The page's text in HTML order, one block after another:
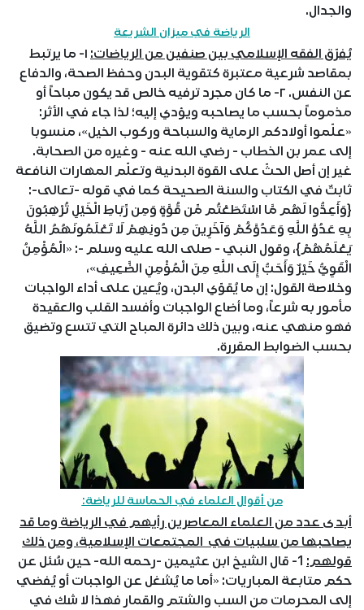
والجدال.
الرياضة في ميزان الشريعة
يُفرّق الفقه الإسلامي بين صنفين من الرياضات: ١- ما يرتبط
بمقاصد شرعية معتبرة كتقوية البدن وحفظ الصحة، والدفاع
عن النفس. ٢- ما كان مجرد ترفيه خالص قد يكون مباحاً أو
مذموماً بحسب ما يصاحبه ويؤدي إليه؛ لذا جاء في الأثر:
«علّموا أولادكم الرماية والسباحة وركوب الخيل»، منسوبا
إلى عمر بن الخطاب - رضي الله عنه - وغيره من الصحابة.
غير إن أصل الحثّ على القوة البدنية وتعلّم المهارات النافعة
ثابتٌ في الكتاب والسنة الصحيحة كما في قوله -تعالى-:
{وَأَعِدُّوا لَهُم مَّا اسْتَطَعْتُم مِّن قُوَّةٍ وَمِن رِّبَاطِ الْخَيْلِ تُرْهِبُونَ
بِهِ عَدُوَّ اللَّهِ وَعَدُوَّكُمْ وَآخَرِينَ مِن دُونِهِمْ لَا تَعْلَمُونَهُمُ اللَّهُ
يَعْلَمُهُمْ}، وقول النبي - صلى الله عليه وسلم -: «الْمُؤْمِنُ
الْقَوِيُّ خَيْرٌ وَأَحَبُّ إِلَى اللَّهِ مِنَ الْمُؤْمِنِ الضَّعِيفِ»،
وخلاصة القول: إن ما يُقوّي البدن، ويُعين على أداء الواجبات
مأمور به شرعاً، وما أضاع الواجبات وأفسد القلب والعقيدة
فهو منهي عنه، وبين ذلك دائرة المباح التي تتسع وتضيق
بحسب الضوابط المقررة.
من أقوال العلماء في الحماسة للرياضة:
أبدى عدد من العلماء المعاصرين رأيهم في الرياضة وما قد
يصاحبها من سلبيات في المجتمعات الإسلامية، ومن ذلك
قولهم:
1- قال الشيخ ابن عثيمين -رحمه الله- حين سُئل عن
حكم متابعة المباريات: «أما ما يُشغل عن الواجبات أو يُفضي
إلى المحرمات من السب والشتم والقمار فهذا لا شك في